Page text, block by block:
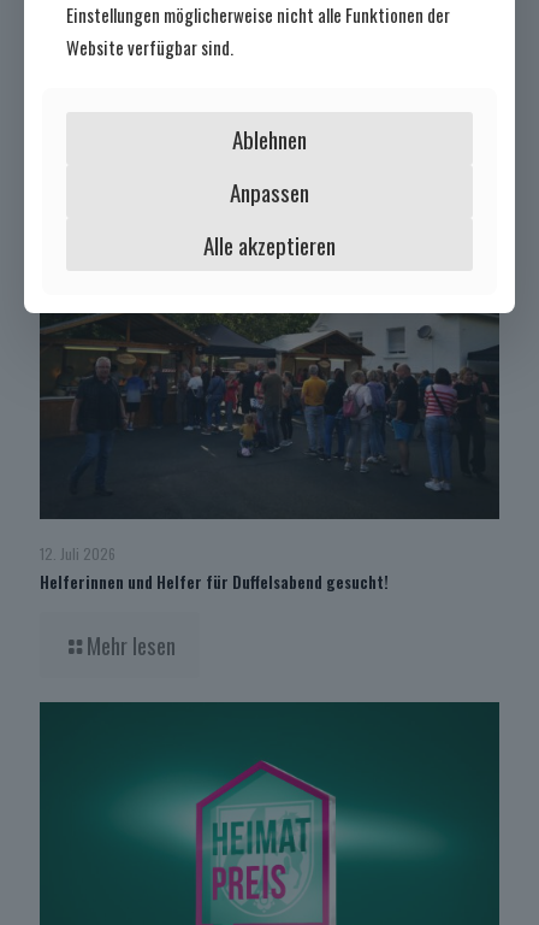
7. August 2026
Absage des Duffelnsabend
12. Juli 2026
Helferinnen und Helfer für Duffelsabend gesucht!
Mehr lesen
Einstellungen möglicherweise nicht alle Funktionen der
Website verfügbar sind.
Ablehnen
Anpassen
Alle akzeptieren